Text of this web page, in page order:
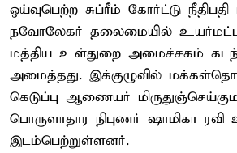
ஓய்வுபெற்ற சுப்ரீம் கோர்ட்டு நீதிபதி
நவோலேகர் தலைமையில்
மத்திய உள்துறை அமைச்சகம்
அமைத்தது. இக்குழுவில்
கெடுப்பு ஆணையர்
பொருளாதார நிபுணர் ஷாமிகா
இடம்பெற்றுள்ளனர்.